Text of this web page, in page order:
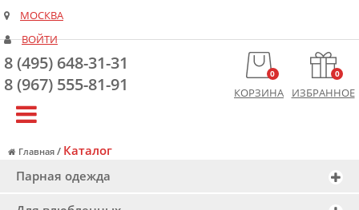
МОСКВА
ВОЙТИ
8 (495) 648-31-31
8 (967) 555-81-91
0
КОРЗИНА
0
ИЗБРАННОЕ
Главная / Каталог
Парная одежда